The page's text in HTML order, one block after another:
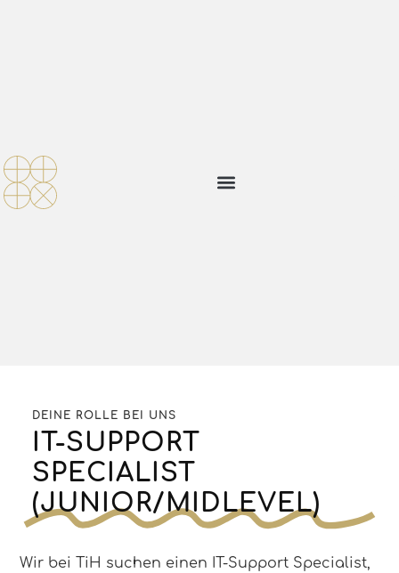
DEINE ROLLE BEI UNS
IT-SUPPORT
SPECIALIST
(JUNIOR/MIDLEVEL)
Wir bei TiH suchen einen IT-Support Specialist,